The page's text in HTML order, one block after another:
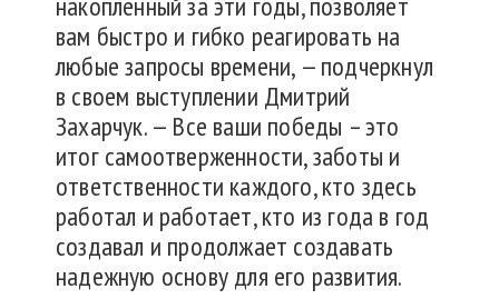
вам быстро и гибко реагировать на
любые запросы времени, — подчеркнул
в своем выступлении Дмитрий
Захарчук. — Все ваши победы – это
итог самоотверженности, заботы и
ответственности каждого, кто здесь
работал и работает, кто из года в год
создавал и продолжает создавать
надежную основу для его развития.